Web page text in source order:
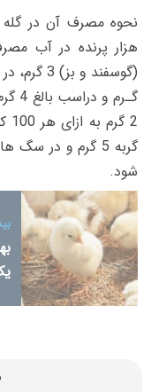
هزار پرنده در آب
شود.